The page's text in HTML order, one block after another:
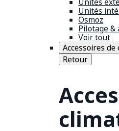
Unités
Unités
Osmoz
Pilotage &
Voir tout
Accessoires
Retour